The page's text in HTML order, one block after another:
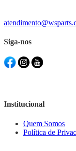
Siga-nos
Institucional
Quem Somos
Política de